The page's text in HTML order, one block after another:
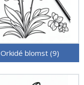
Orkidé blomst (9)